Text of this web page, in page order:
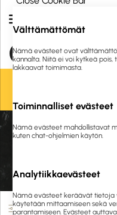
Oletko jo
Etusivu Siivous ja
Pintojen puhdistus
Tekstiilipintojen ja
Suodata
Välttämättömät
Nämä evästeet ovat
kannalta. Niitä ei voi kytkeä
lakkaavat toimimasta.
Toiminnalliset evästeet
Nämä evästeet mahdollistavat
kuten chat-ohjelmien käytön.
Analytiikkaevästeet
Nämä evästeet keräävät tietoja
käytetään mittaamiseen sekä
parantamiseen. Evästeet